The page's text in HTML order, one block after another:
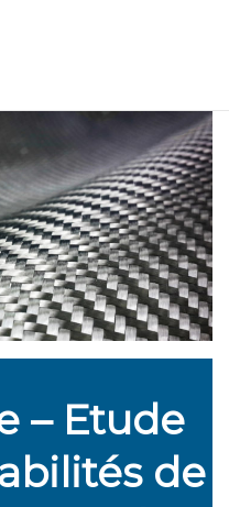
– Etude
de